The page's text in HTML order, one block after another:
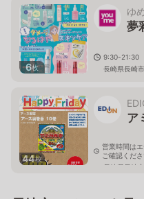
6枚
ゆ
夢
9:30-21:30
長崎県長崎
44枚
ア
営業時間は
ご確認くださ
長崎県長崎